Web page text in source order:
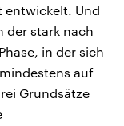
entwickelt. Und
der stark nach
in der sich
auf
Grundsätze